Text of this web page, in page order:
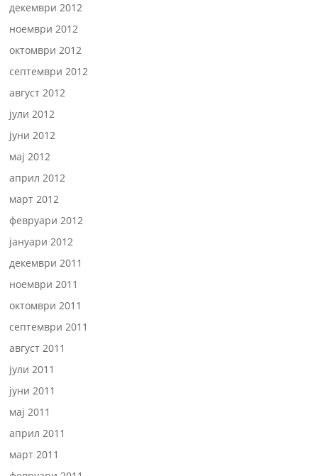
декември 2012
ноември 2012
октомври 2012
септември 2012
август 2012
јули 2012
јуни 2012
мај 2012
април 2012
март 2012
февруари 2012
јануари 2012
декември 2011
ноември 2011
октомври 2011
септември 2011
август 2011
јули 2011
јуни 2011
мај 2011
април 2011
март 2011